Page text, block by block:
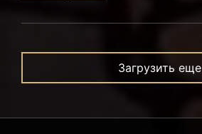
Загрузить еще